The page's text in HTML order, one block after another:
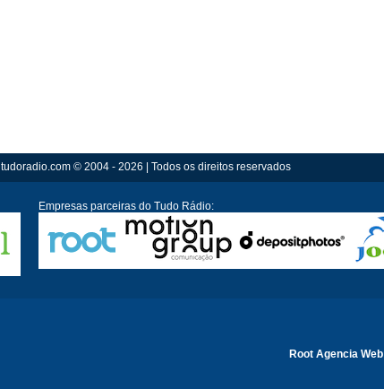
tudoradio.com © 2004 - 2026 | Todos os direitos reservados
Empresas parceiras do Tudo Rádio:
Root Agencia Web